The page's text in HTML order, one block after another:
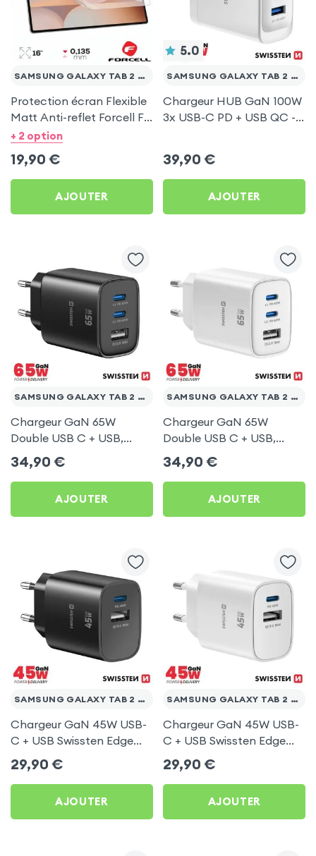
SAMSUNG GALAXY TAB 2 10.1 WI-FI P5110
Protection écran Flexible
Matt Anti-reflet Forcell F-
Protect pour Samsung
P5110
+ 2 option
19,90 €
AJOUTER
5.0
SAMSUNG GALAXY TAB 2 10.1 WI-FI P5110
Chargeur HUB GaN 100W
3x USB-C PD + USB QC -
39,90 €
AJOUTER
SAMSUNG GALAXY TAB 2 10.1 WI-FI P5110
Chargeur GaN 65W
Double USB C + USB,
Swissten Edge Noir pour
Samsung Galaxy Tab 2
10.1 Wi-Fi P5110
34,90 €
AJOUTER
SAMSUNG GALAXY TAB 2 10.1 WI-FI P5110
Chargeur GaN 65W
Double USB C + USB,
Swissten Edge Blanc pour
Samsung Galaxy Tab 2
10.1 Wi-Fi P5110
34,90 €
AJOUTER
SAMSUNG GALAXY TAB 2 10.1 WI-FI P5110
Chargeur GaN 45W USB-
C + USB Swissten Edge
Noir pour Samsung
Galaxy Tab 2 10.1 Wi-Fi
P5110
29,90 €
AJOUTER
SAMSUNG GALAXY TAB 2 10.1 WI-FI P5110
Chargeur GaN 45W USB-
C + USB Swissten Edge
Blanc pour Samsung
Galaxy Tab 2 10.1 Wi-Fi
P5110
29,90 €
AJOUTER